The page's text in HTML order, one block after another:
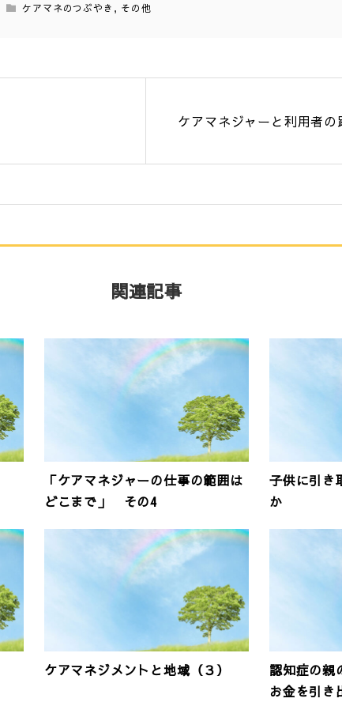
ケアマネのつぶやき , その他
ケアマネジャーと利用者の
関連記事
「ケアマネジャーの仕事の範囲は
どこまで」 その4
子供に引き
か
ケアマネジメントと地域（３）
認知症の親
お金を引き